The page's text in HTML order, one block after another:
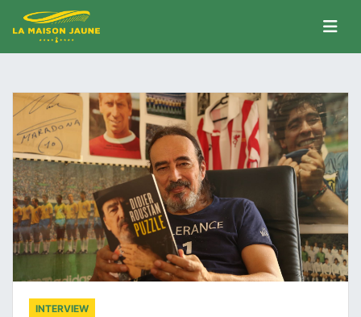
INTERVIEW